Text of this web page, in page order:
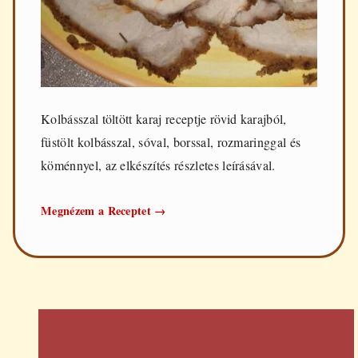
Kolbásszal töltött karaj receptje rövid karajból,
füstölt kolbásszal, sóval, borssal, rozmaringgal és
köménnyel, az elkészítés részletes leírásával.
Megnézem a Receptet Kolbásszal
→